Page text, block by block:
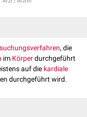
, die
im Körperdurchgeführt
auf die kardiale
durchgeführt wird.